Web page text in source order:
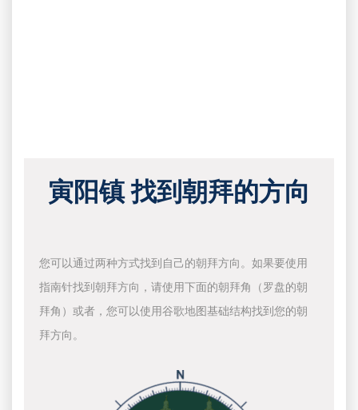
寅阳镇 找到朝拜的方向
您可以通过两种方式找到自己的朝拜方向。如果要使用
指南针找到朝拜方向，请使用下面的朝拜角（罗盘的朝
拜角）或者，您可以使用谷歌地图基础结构找到您的朝
拜方向。